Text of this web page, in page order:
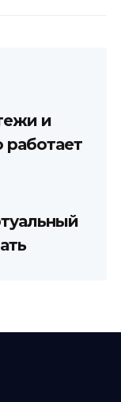
и
работает